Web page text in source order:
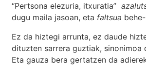
“Pertsona elezuria, itxuratia”
dugu maila jasoan, eta faltsua
Ez da hiztegi arrunta, ez daude
dituzten sarrera guztiak, sinonimoa
Eta gauza bera gertatzen da